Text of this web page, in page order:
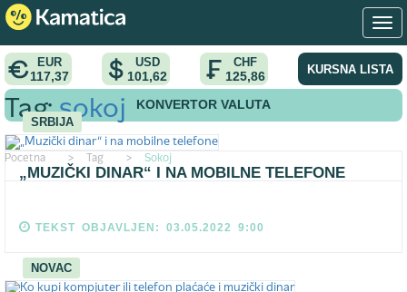
EUR
117,37
USD
101,62
CHF
125,86 KURSNA LISTA
KONVERTOR VALUTA
Pocetna > Tag > Sokoj
Tag:sokoj
SRBIJA
„MUZIČKI DINAR“ I NA MOBILNE TELEFONE
TEKST OBJAVLJEN: 03.05.2022 9:00
NOVAC